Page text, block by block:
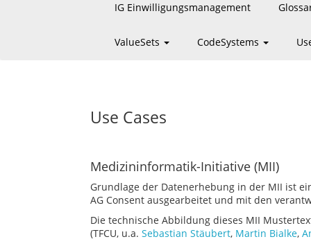
IG Einwilligungsmanagement
ValueSets CodeSystems
Use Cases
Medizininformatik-Initiative (MII)
Grundlage der Datenerhebung in der MII ist
AG Consent ausgearbeitet und mit den
Die technische Abbildung dieses MII
(TFCU, u.a. Sebastian Stäubert, Martin Bialke,